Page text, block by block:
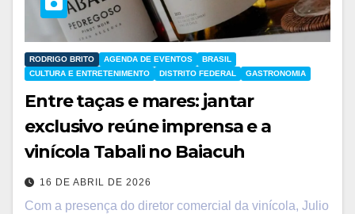
AGENDA DE EVENTOS
BRASIL
CULTURA E ENTRETENIMENTO
DISTRITO FEDERAL GASTRONOMIA
RODRIGO BRITO
Entre taças e mares: jantar
exclusivo reúne imprensa e a
vinícola Tabali no Baiacuh
16 DE ABRIL DE 2026
Com a presença do diretor comercial da vinícola, Julio